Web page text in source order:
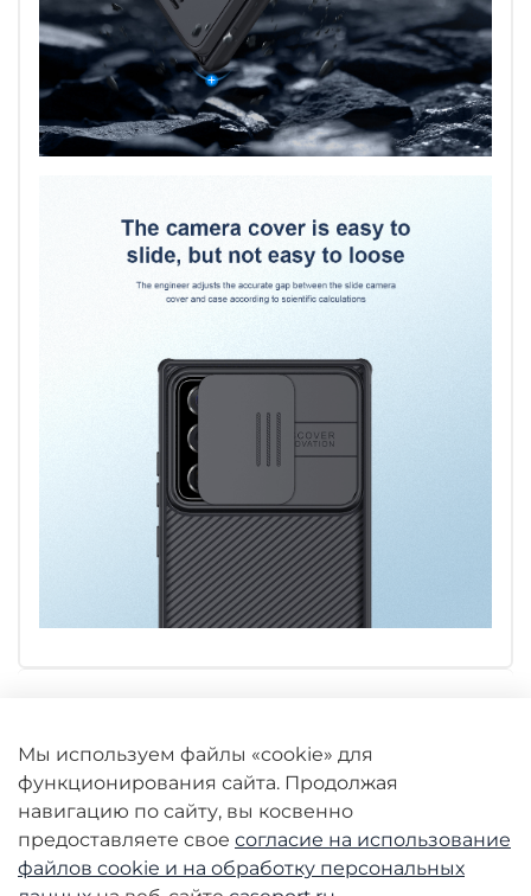
Отзывы
Мы используем файлы «cookie» для
функционирования сайта. Продолжая
навигацию по сайту, вы косвенно
предоставляете свое согласие на использование
файлов cookie и на обработку персональных